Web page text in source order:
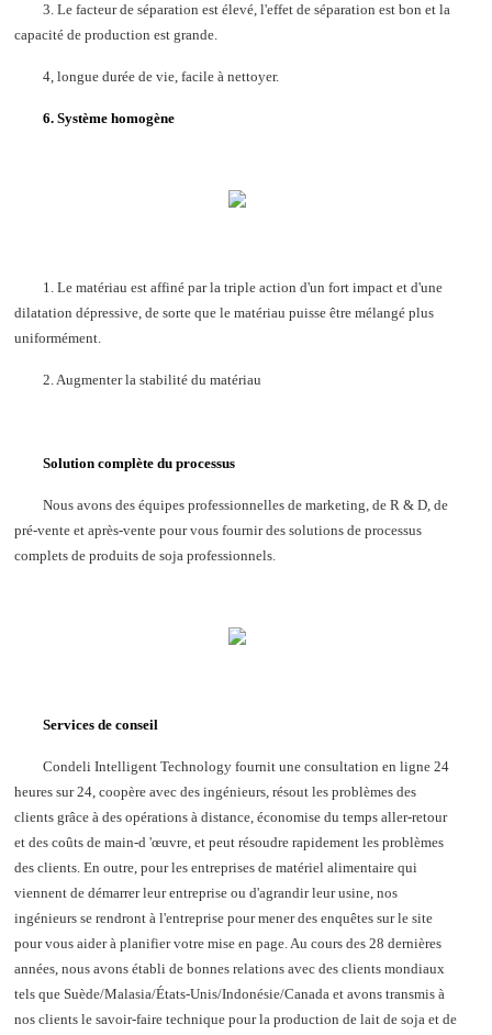
3. Le facteur de séparation est élevé, l'effet de séparation est bon et la
capacité de production est grande.
4, longue durée de vie, facile à nettoyer.
6. Système homogène
1. Le matériau est affiné par la triple action d'un fort impact et d'une
dilatation dépressive, de sorte que le matériau puisse être mélangé plus
uniformément.
2. Augmenter la stabilité du matériau
Solution complète du processus
Nous avons des équipes professionnelles de marketing, de R & D, de
pré-vente et après-vente pour vous fournir des solutions de processus
complets de produits de soja professionnels.
Services de conseil
Condeli Intelligent Technology fournit une consultation en ligne 24
heures sur 24, coopère avec des ingénieurs, résout les problèmes des
clients grâce à des opérations à distance, économise du temps aller-retour
et des coûts de main-d 'œuvre, et peut résoudre rapidement les problèmes
des clients. En outre, pour les entreprises de matériel alimentaire qui
viennent de démarrer leur entreprise ou d'agrandir leur usine, nos
ingénieurs se rendront à l'entreprise pour mener des enquêtes sur le site
pour vous aider à planifier votre mise en page. Au cours des 28 dernières
années, nous avons établi de bonnes relations avec des clients mondiaux
tels que Suède/Malasia/États-Unis/Indonésie/Canada et avons transmis à
nos clients le savoir-faire technique pour la production de lait de soja et de